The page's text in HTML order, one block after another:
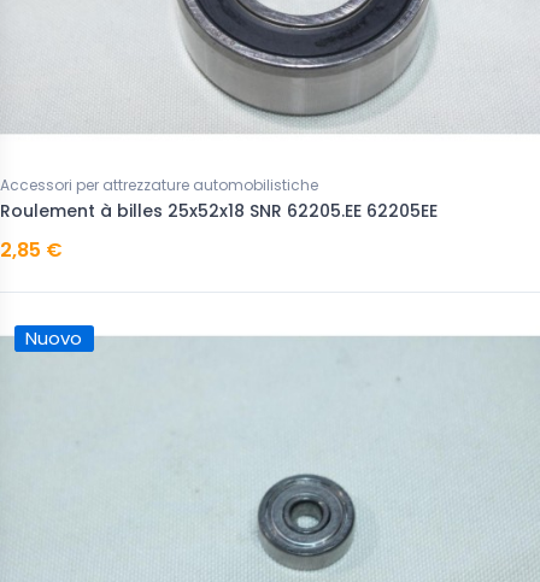
Accessori per attrezzature automobilistiche
Roulement à billes 25x52x18 SNR 62205.EE 62205EE
2,85 €
Nuovo